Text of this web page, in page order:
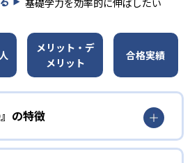
基礎学力を効率的に伸ばしたい
メリット・デ
メリット
合格実績
の特徴
タブレット学習